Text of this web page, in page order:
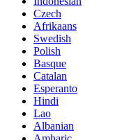
Czech
Afrikaans
Swedish
Polish
Basque
Catalan
Esperanto
Hindi
Lao
Albanian